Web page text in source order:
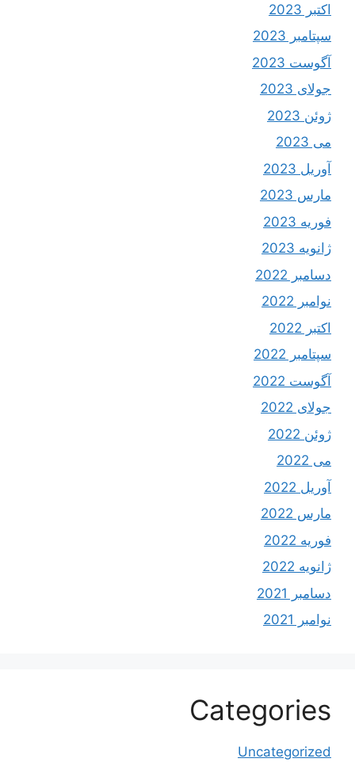
اکتبر 2023
سپتامبر 2023
آگوست 2023
جولای 2023
ژوئن 2023
می 2023
آوریل 2023
مارس 2023
فوریه 2023
ژانویه 2023
دسامبر 2022
نوامبر 2022
اکتبر 2022
سپتامبر 2022
آگوست 2022
جولای 2022
ژوئن 2022
می 2022
آوریل 2022
مارس 2022
فوریه 2022
ژانویه 2022
دسامبر 2021
نوامبر 2021
Categories
Uncategorized